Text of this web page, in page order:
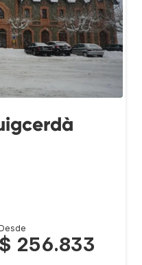
$ 256.833